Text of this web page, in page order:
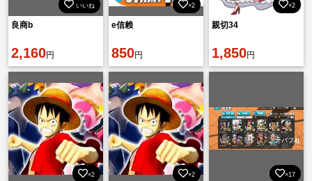
いいね
良商b
2,160円
×2
e信赖
850円
×2
親切34
1,850円
×2 ×2 ×17